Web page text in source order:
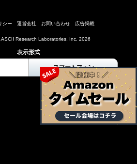
シー 運営会社 お問い合わせ 広告掲載
ASCII Research Laboratories, Inc. 2026
表示形式
スマートフォン